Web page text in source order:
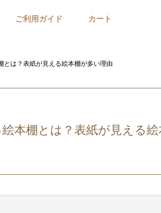
ご利用ガイド カート
は？表紙が見える絵本棚が多い理由
本棚とは？表紙が見える